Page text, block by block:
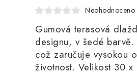
Neohodnoceno
Gumová terasová
designu, v šedé
což zaručuje vysokou
životnost. Velikost 30 x